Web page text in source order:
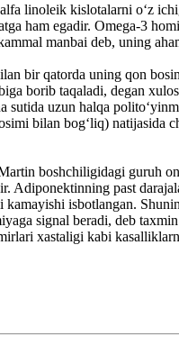
linoleik kislotalarni o‘z
ham egadir. Omega-3
manbai deb, uning
bir qatorda uning qon
borib taqaladi, degan
uzun halqa
bilan bog‘liq) natijasida
boshchiligidagi guruh
past
isbotlangan.
signal beradi, deb
xastaligi kabi